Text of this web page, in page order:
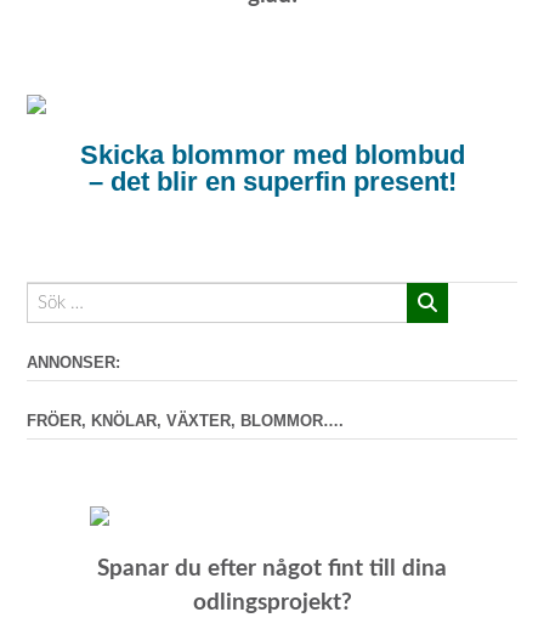
Skicka blommor med blombud
– det blir en superfin present!
ANNONSER:
FRÖER, KNÖLAR, VÄXTER, BLOMMOR….
Spanar du efter något fint till dina
odlingsprojekt?